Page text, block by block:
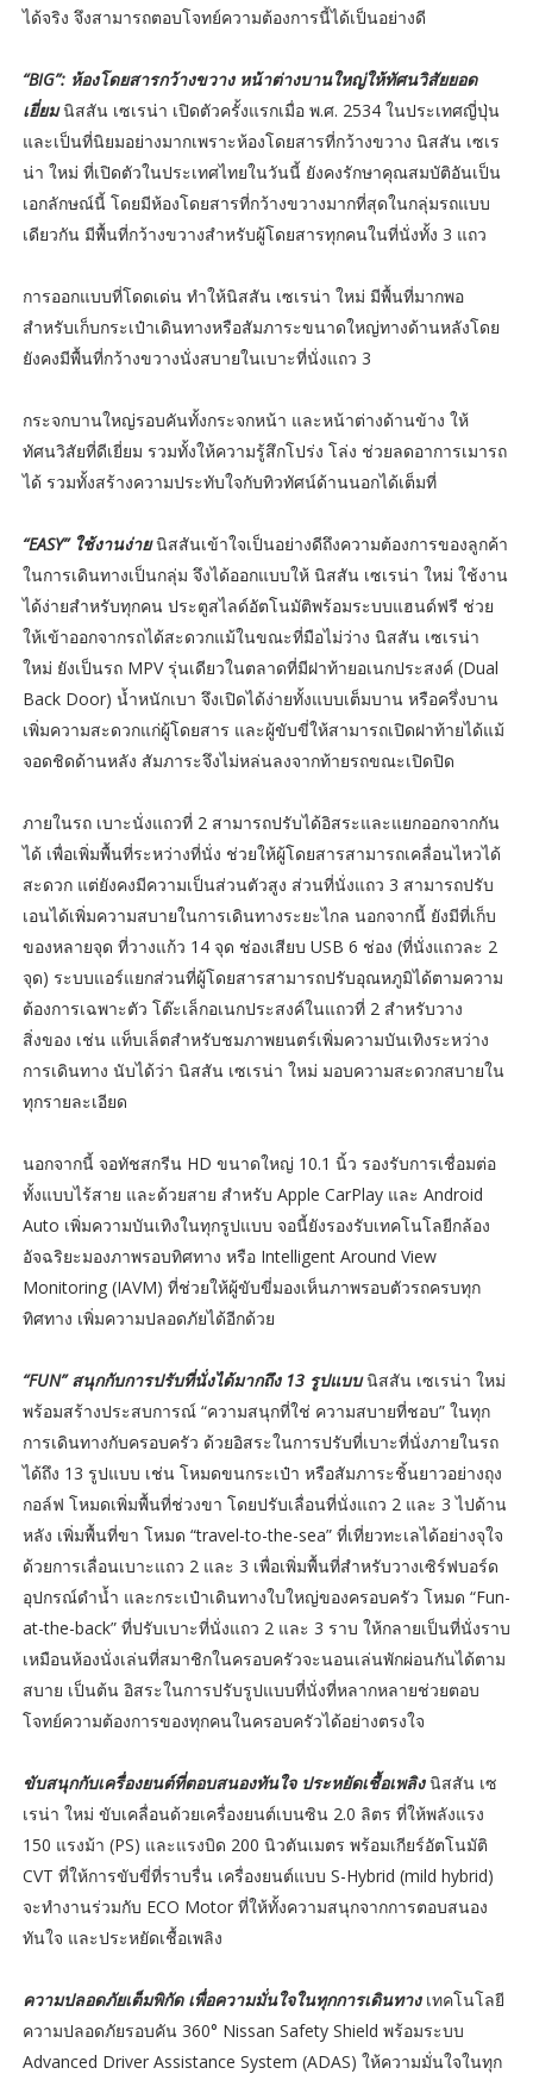
ได้จริง จึงสามารถตอบโจทย์ความต้องการนี้ได้เป็นอย่างดี
“BIG”: ห้องโดยสารกว้างขวาง หน้าต่างบานใหญ่ให้ทัศนวิสัยยอด
เยี่ยมนิสสัน เซเรน่า เปิดตัวครั้งแรกเมื่อ พ.ศ. 2534 ในประเทศญี่ปุ่น
และเป็นที่นิยมอย่างมากเพราะห้องโดยสารที่กว้างขวาง นิสสัน เซเร
น่า ใหม่ ที่เปิดตัวในประเทศไทยในวันนี้ ยังคงรักษาคุณสมบัติอันเป็น
เอกลักษณ์นี้ โดยมีห้องโดยสารที่กว้างขวางมากที่สุดในกลุ่มรถแบบ
เดียวกัน มีพื้นที่กว้างขวางสำหรับผู้โดยสารทุกคนในที่นั่งทั้ง 3 แถว
การออกแบบที่โดดเด่น ทำให้นิสสัน เซเรน่า ใหม่ มีพื้นที่มากพอ
สำหรับเก็บกระเป๋าเดินทางหรือสัมภาระขนาดใหญ่ทางด้านหลังโดย
ยังคงมีพื้นที่กว้างขวางนั่งสบายในเบาะที่นั่งแถว 3
กระจกบานใหญ่รอบคันทั้งกระจกหน้า และหน้าต่างด้านข้าง ให้
ทัศนวิสัยที่ดีเยี่ยม รวมทั้งให้ความรู้สึกโปร่ง โล่ง ช่วยลดอาการเมารถ
ได้ รวมทั้งสร้างความประทับใจกับทิวทัศน์ด้านนอกได้เต็มที่
“EASY” ใช้งานง่ายนิสสันเข้าใจเป็นอย่างดีถึงความต้องการของลูกค้า
ในการเดินทางเป็นกลุ่ม จึงได้ออกแบบให้ นิสสัน เซเรน่า ใหม่ ใช้งาน
ได้ง่ายสำหรับทุกคน ประตูสไลด์อัตโนมัติพร้อมระบบแฮนด์ฟรี ช่วย
ให้เข้าออกจากรถได้สะดวกแม้ในขณะที่มือไม่ว่าง นิสสัน เซเรน่า
ใหม่ ยังเป็นรถ MPV รุ่นเดียวในตลาดที่มีฝาท้ายอเนกประสงค์ (Dual
Back Door) น้ำหนักเบา จึงเปิดได้ง่ายทั้งแบบเต็มบาน หรือครึ่งบาน
เพิ่มความสะดวกแก่ผู้โดยสาร และผู้ขับขี่ให้สามารถเปิดฝาท้ายได้แม้
จอดชิดด้านหลัง สัมภาระจึงไม่หล่นลงจากท้ายรถขณะเปิดปิด
ภายในรถ เบาะนั่งแถวที่ 2 สามารถปรับได้อิสระและแยกออกจากกัน
ได้ เพื่อเพิ่มพื้นที่ระหว่างที่นั่ง ช่วยให้ผู้โดยสารสามารถเคลื่อนไหวได้
สะดวก แต่ยังคงมีความเป็นส่วนตัวสูง ส่วนที่นั่งแถว 3 สามารถปรับ
เอนได้เพิ่มความสบายในการเดินทางระยะไกล นอกจากนี้ ยังมีที่เก็บ
ของหลายจุด ที่วางแก้ว 14 จุด ช่องเสียบ USB 6 ช่อง (ที่นั่งแถวละ 2
จุด) ระบบแอร์แยกส่วนที่ผู้โดยสารสามารถปรับอุณหภูมิได้ตามความ
ต้องการเฉพาะตัว โต๊ะเล็กอเนกประสงค์ในแถวที่ 2 สำหรับวาง
สิ่งของ เช่น แท็บเล็ตสำหรับชมภาพยนตร์เพิ่มความบันเทิงระหว่าง
การเดินทาง นับได้ว่า นิสสัน เซเรน่า ใหม่ มอบความสะดวกสบายใน
ทุกรายละเอียด
นอกจากนี้ จอทัชสกรีน HD ขนาดใหญ่ 10.1 นิ้ว รองรับการเชื่อมต่อ
ทั้งแบบไร้สาย และด้วยสาย สำหรับ Apple CarPlay และ Android
Auto เพิ่มความบันเทิงในทุกรูปแบบ จอนี้ยังรองรับเทคโนโลยีกล้อง
อัจฉริยะมองภาพรอบทิศทาง หรือ Intelligent Around View
Monitoring (IAVM) ที่ช่วยให้ผู้ขับขี่มองเห็นภาพรอบตัวรถครบทุก
ทิศทาง เพิ่มความปลอดภัยได้อีกด้วย
“FUN” สนุกกับการปรับที่นั่งได้มากถึง 13 รูปแบบนิสสัน เซเรน่า ใหม่
พร้อมสร้างประสบการณ์ “ความสนุกที่ใช่ ความสบายที่ชอบ” ในทุก
การเดินทางกับครอบครัว ด้วยอิสระในการปรับที่เบาะที่นั่งภายในรถ
ได้ถึง 13 รูปแบบ เช่น โหมดขนกระเป๋า หรือสัมภาระชิ้นยาวอย่างถุง
กอล์ฟ โหมดเพิ่มพื้นที่ช่วงขา โดยปรับเลื่อนที่นั่งแถว 2 และ 3 ไปด้าน
หลัง เพิ่มพื้นที่ขา โหมด “travel-to-the-sea” ที่เที่ยวทะเลได้อย่างจุใจ
ด้วยการเลื่อนเบาะแถว 2 และ 3 เพื่อเพิ่มพื้นที่สำหรับวางเซิร์ฟบอร์ด
อุปกรณ์ดำน้ำ และกระเป๋าเดินทางใบใหญ่ของครอบครัว โหมด “Fun-
at-the-back” ที่ปรับเบาะที่นั่งแถว 2 และ 3 ราบ ให้กลายเป็นที่นั่งราบ
เหมือนห้องนั่งเล่นที่สมาชิกในครอบครัวจะนอนเล่นพักผ่อนกันได้ตาม
สบาย เป็นต้น อิสระในการปรับรูปแบบที่นั่งที่หลากหลายช่วยตอบ
โจทย์ความต้องการของทุกคนในครอบครัวได้อย่างตรงใจ
ขับสนุกกับเครื่องยนต์ที่ตอบสนองทันใจ ประหยัดเชื้อเพลิงนิสสัน เซ
เรน่า ใหม่ ขับเคลื่อนด้วยเครื่องยนต์เบนซิน 2.0 ลิตร ที่ให้พลังแรง
150 แรงม้า (PS) และแรงบิด 200 นิวตันเมตร พร้อมเกียร์อัตโนมัติ
CVT ที่ให้การขับขี่ที่ราบรื่น เครื่องยนต์แบบ S-Hybrid (mild hybrid)
จะทำงานร่วมกับ ECO Motor ที่ให้ทั้งความสนุกจากการตอบสนอง
ทันใจ และประหยัดเชื้อเพลิง
ความปลอดภัยเต็มพิกัด เพื่อความมั่นใจในทุกการเดินทาง เทคโนโลยี
ความปลอดภัยรอบคัน 360° Nissan Safety Shield พร้อมระบบ
Advanced Driver Assistance System (ADAS) ให้ความมั่นใจในทุก